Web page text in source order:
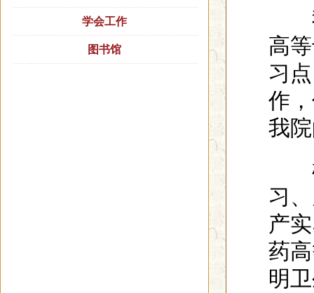
学会工作
图书馆
我
高
习
作
我
根
习
产
药
明